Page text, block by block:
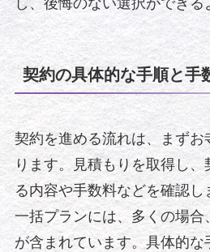
契約の具体的な手順と手
契約を進める流れは、まずお
ります。見積もりを取得し
る内容や手数料などを確認
一括プランには、多くの場合
が含まれています。具体的